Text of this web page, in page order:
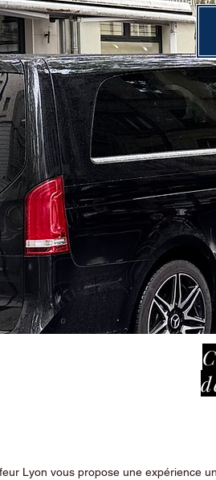
Lyon vous propose une expérience